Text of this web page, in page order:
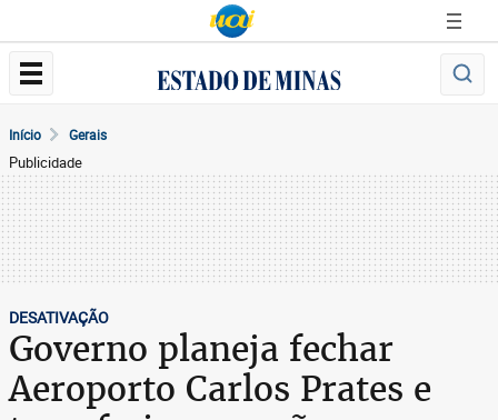
Início Gerais
Publicidade
DESATIVAÇÃO
Governo planeja fechar
Aeroporto Carlos Prates e